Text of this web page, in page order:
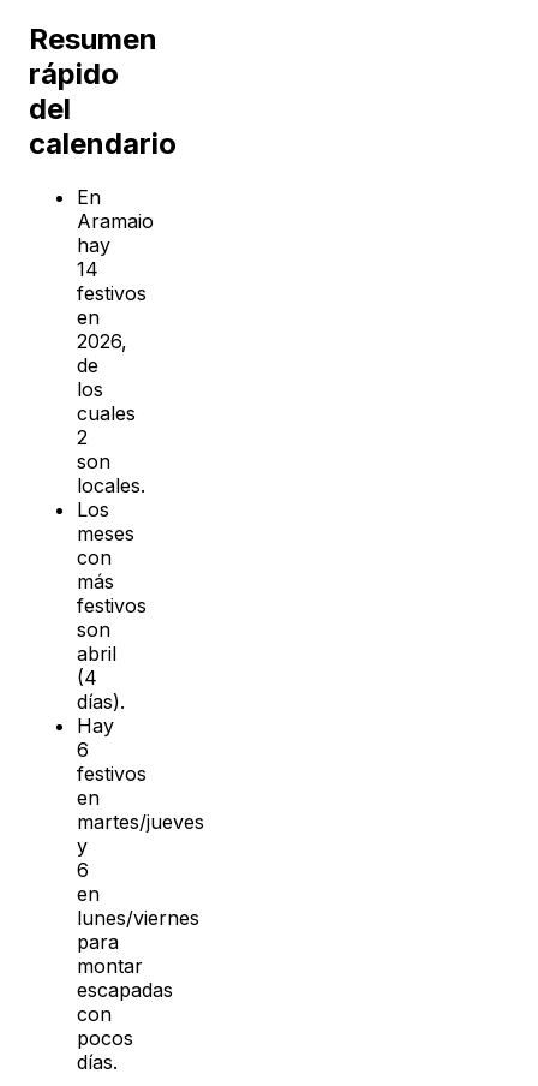
Resumen
rápido
del
calendario
En
Aramaio
hay
14
festivos
en
2026,
de
los
cuales
2
son
locales.
Los
meses
con
más
festivos
son
abril
(4
días).
Hay
6
festivos
en
martes/jueves
y
6
en
lunes/viernes
para
montar
escapadas
con
pocos
días.